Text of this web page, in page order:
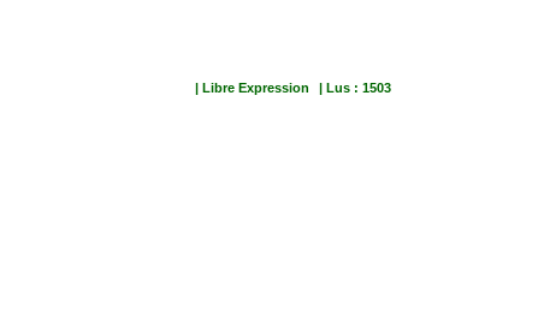
| Libre Expression
| Lus : 1503